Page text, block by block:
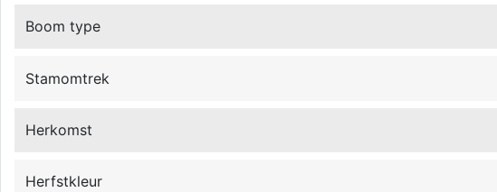
Boom type
Stamomtrek
Herkomst
Herfstkleur